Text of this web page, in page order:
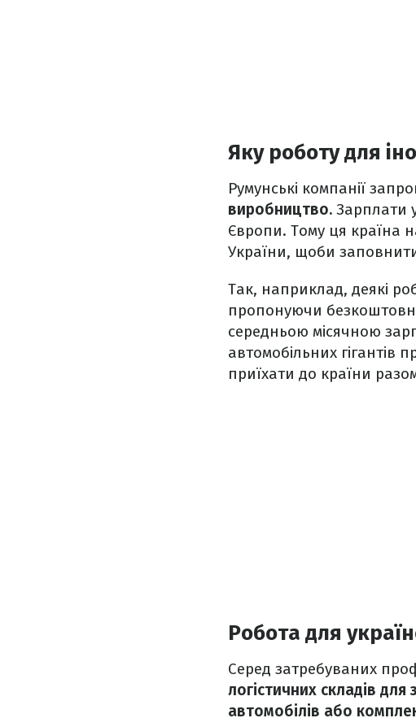
Яку роботу для
Румунські компанії
виробництво. Зарплати
Європи. Тому ця країна
України, щоби
Так, наприклад, деякі
пропонуючи
середньою місячною
автомобільних гігантів
приїхати до країни
Робота для
Серед затребуваних
логістичних складів
автомобілів або